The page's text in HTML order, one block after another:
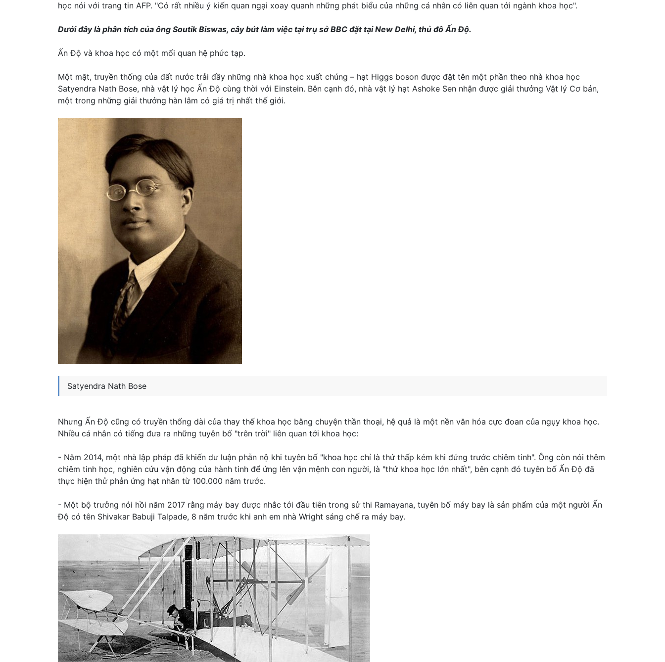
học nói với trang tin AFP. "Có rất nhiều ý kiến quan ngại xoay quanh những phát biểu của những cá nhân có liên quan tới ngành khoa học".
Dưới đây là phân tích của ông Soutik Biswas, cây bút làm việc tại trụ sở BBC đặt tại New Delhi, thủ đô Ấn Độ.
Ấn Độ và khoa học có một mối quan hệ phức tạp.
Một mặt, truyền thống của đất nước trải đầy những nhà khoa học xuất chúng – hạt Higgs boson được đặt tên một phần theo nhà khoa học
Satyendra Nath Bose, nhà vật lý học Ấn Độ cùng thời với Einstein. Bên cạnh đó, nhà vật lý hạt Ashoke Sen nhận được giải thưởng Vật lý Cơ bản,
một trong những giải thưởng hàn lâm có giá trị nhất thế giới.
Satyendra Nath Bose
Nhưng Ấn Độ cũng có truyền thống dài của thay thế khoa học bằng chuyện thần thoại, hệ quả là một nền văn hóa cực đoan của ngụy khoa học.
Nhiều cá nhân có tiếng đưa ra những tuyên bố "trên trời" liên quan tới khoa học:
- Năm 2014, một nhà lập pháp đã khiến dư luận phẫn nộ khi tuyên bố "khoa học chỉ là thứ thấp kém khi đứng trước chiêm tinh". Ông còn nói thêm
chiêm tinh học, nghiên cứu vận động của hành tinh để ứng lên vận mệnh con người, là "thứ khoa học lớn nhất", bên cạnh đó tuyên bố Ấn Độ đã
thực hiện thử phản ứng hạt nhân từ 100.000 năm trước.
- Một bộ trưởng nói hồi năm 2017 rằng máy bay được nhắc tới đầu tiên trong sử thi Ramayana, tuyên bố máy bay là sản phẩm của một người Ấn
Độ có tên Shivakar Babuji Talpade, 8 năm trước khi anh em nhà Wright sáng chế ra máy bay.